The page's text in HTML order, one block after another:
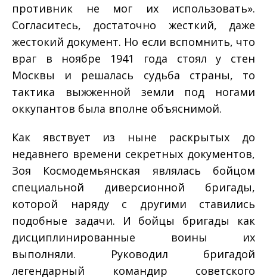
противник не мог их использовать».
Согласитесь, достаточно жесткий, даже
жестокий документ. Но если вспомнить, что
враг в ноябре 1941 года стоял у стен
Москвы и решалась судьба страны, то
тактика выжженной земли под ногами
оккупантов была вполне объяснимой.
Как явствует из ныне раскрытых до
недавнего времени секретных документов,
Зоя Космодемьянская являлась бойцом
специальной диверсионной бригады,
которой наряду с другими ставились
подобные задачи. И бойцы бригады как
дисциплинированные воины их
выполняли. Руководил бригадой
легендарный командир советского